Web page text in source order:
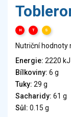
Vejce
Mléko
Veganské a
Tuky
Obiloviny,
Chléb, pečivo,
H T S
Nutriční hodnoty
Energie: 2220 kJ
Bílkoviny: 6 g
Tuky: 29 g
Sacharidy: 61 g
Sůl: 0.15 g